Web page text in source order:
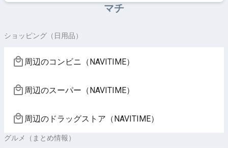
マチ
ショッピング（日用品）
周辺のコンビニ（NAVITIME）
周辺のスーパー（NAVITIME）
周辺のドラッグストア（NAVITIME）
グルメ（まとめ情報）